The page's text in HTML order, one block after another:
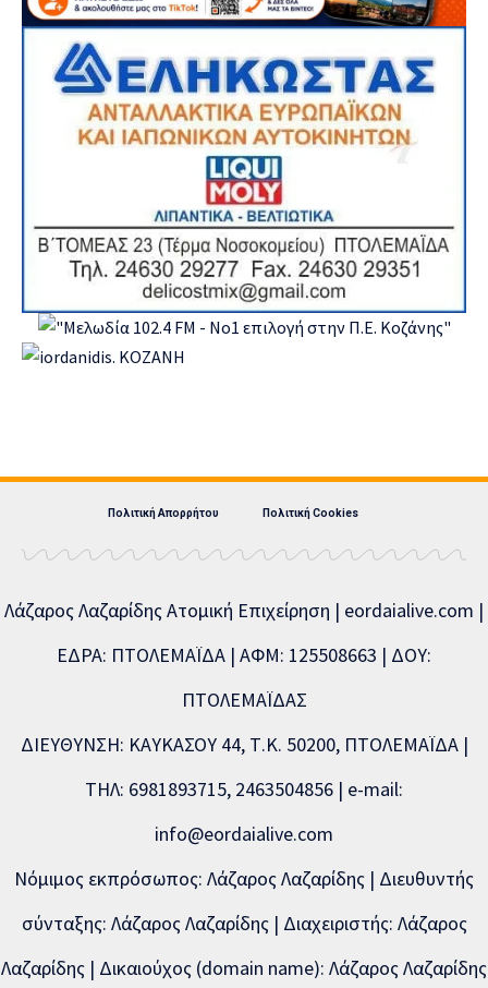
Πολιτική Απορρήτου Πολιτική Cookies
Λάζαρος Λαζαρίδης Ατομική Επιχείρηση | eordaialive.com |
ΕΔΡΑ: ΠΤΟΛΕΜΑΪΔΑ | ΑΦΜ: 125508663 | ΔΟΥ:
ΠΤΟΛΕΜΑΪΔΑΣ
ΔΙΕΥΘΥΝΣΗ: ΚΑΥΚΑΣΟΥ 44, Τ.Κ. 50200, ΠΤΟΛΕΜΑΪΔΑ |
ΤΗΛ: 6981893715, 2463504856 | e-mail:
info@eordaialive.com
Νόμιμος εκπρόσωπος: Λάζαρος Λαζαρίδης | Διευθυντής
σύνταξης: Λάζαρος Λαζαρίδης | Διαχειριστής: Λάζαρος
Λαζαρίδης | Δικαιούχος (domain name): Λάζαρος Λαζαρίδης